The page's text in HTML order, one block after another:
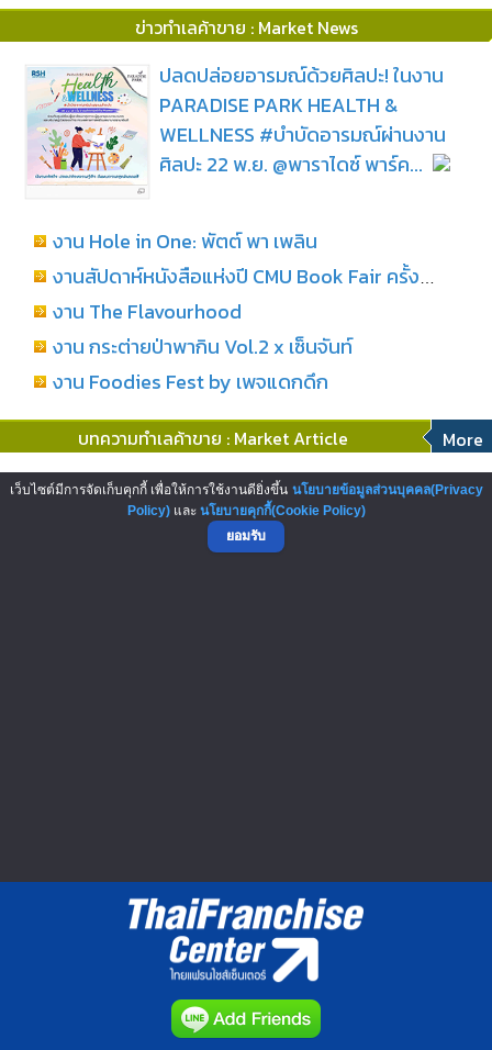
ข่าวทำเลค้าขาย : Market News
ปลดปล่อยอารมณ์ด้วยศิลปะ! ในงาน
PARADISE PARK HEALTH &
WELLNESS #บำบัดอารมณ์ผ่านงาน
ศิลปะ 22 พ.ย. @พาราไดซ์ พาร์ค...
งาน Hole in One: พัตต์ พา เพลิน
งาน The Flavourhood
งาน กระต่ายป่าพากิน Vol.2 x เซ็นจันท์
งาน Foodies Fest by เพจแดกดึก
บทความทำเลค้าขาย : Market Article More
โอกาสสู่การเป็นผู้ประกอบการสถานี
บริการน้ำมันเชลล์ บริษัทพลังงานระดับ
โลก...
เว็บไซต์มีการจัดเก็บคุกกี้ เพื่อให้การใช้งานดียิ่งขึ้น นโยบายข้อมูลส่วนบุคคล(Privacy
Policy)และ นโยบายคุกกี้(Cookie Policy)
ยอมรับ